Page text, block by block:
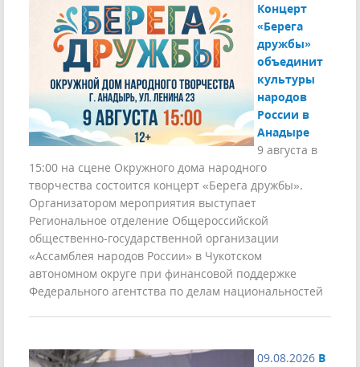
Концерт
«Берега
дружбы»
объединит
культуры
народов
России в
Анадыре
9 августа в
15:00 на сцене Окружного дома народного
творчества состоится концерт «Берега дружбы».
Организатором мероприятия выступает
Региональное отделение Общероссийской
общественно-государственной организации
«Ассамблея народов России» в Чукотском
автономном округе при финансовой поддержке
Федерального агентства по делам национальностей
09.08.2026 В